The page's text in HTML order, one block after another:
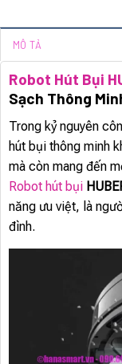
MÔ TẢ
Robot Hút Bụi
Sạch Thông
Trong kỷ nguyên
hút bụi thông minh
mà còn mang đến
Robot hút bụi
năng ưu việt, là
đình.